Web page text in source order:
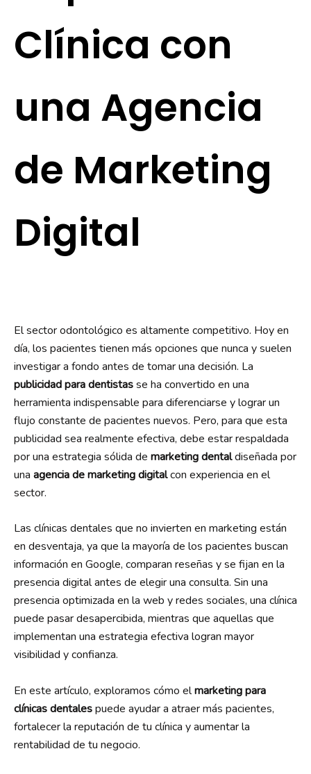
Clínica con
una Agencia
de Marketing
Digital
El sector odontológico es altamente competitivo. Hoy en
día, los pacientes tienen más opciones que nunca y suelen
investigar a fondo antes de tomar una decisión. La
publicidad para dentistasse ha convertido en una
herramienta indispensable para diferenciarse y lograr un
flujo constante de pacientes nuevos. Pero, para que esta
publicidad sea realmente efectiva, debe estar respaldada
por una estrategia sólida de marketing dentaldiseñada por
una agencia de marketing digitalcon experiencia en el
sector.
Las clínicas dentales que no invierten en marketing están
en desventaja, ya que la mayoría de los pacientes buscan
información en Google, comparan reseñas y se fijan en la
presencia digital antes de elegir una consulta. Sin una
presencia optimizada en la web y redes sociales, una clínica
puede pasar desapercibida, mientras que aquellas que
implementan una estrategia efectiva logran mayor
visibilidad y confianza.
En este artículo, exploramos cómo elmarketing para
clínicas dentalespuede ayudar a atraer más pacientes,
fortalecer la reputación de tu clínica y aumentar la
rentabilidad de tu negocio.